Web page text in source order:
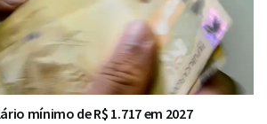
mínimo de R$ 1.717 em 2027